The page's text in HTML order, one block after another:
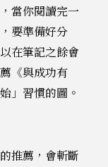
當你閱讀完一
要準備好分
在筆記之餘會
《與成功有
」習慣的圖。
推薦，會斬斷